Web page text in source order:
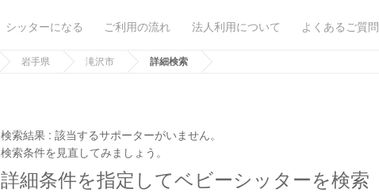
シッターになる ご利用の流れ 法人利用について よくあるご質問
岩手県 滝沢市 詳細検索
検索結果 :該当するサポーターがいません。
検索条件を見直してみましょう。
詳細条件を指定してベビーシッターを検索